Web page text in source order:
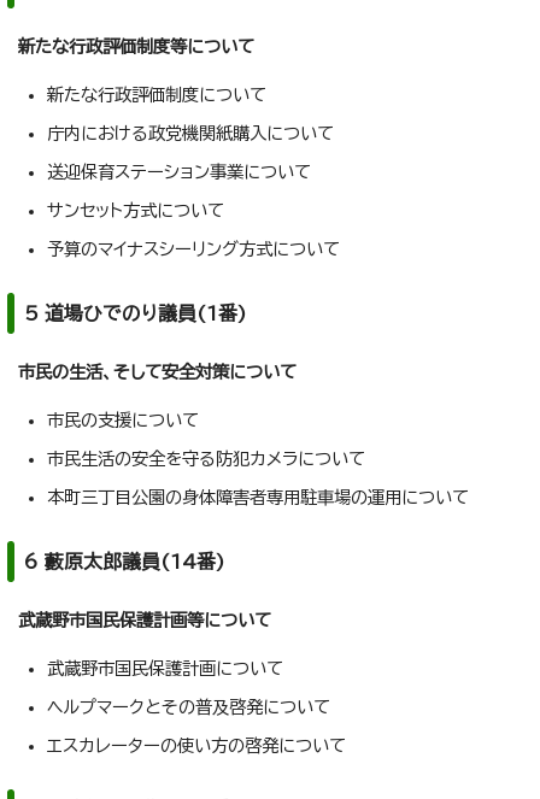
新たな行政評価制度等について
新たな行政評価制度について
庁内における政党機関紙購入について
送迎保育ステーション事業について
サンセット方式について
予算のマイナスシーリング方式について
5 道場ひでのり議員(1番)
市民の生活、そして安全対策について
市民の支援について
市民生活の安全を守る防犯カメラについて
本町三丁目公園の身体障害者専用駐車場の運用について
6 藪原太郎議員(14番)
武蔵野市国民保護計画等について
武蔵野市国民保護計画について
ヘルプマークとその普及啓発について
エスカレーターの使い方の啓発について